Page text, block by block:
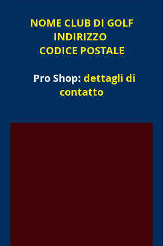
NOME CLUB DI GOLF
INDIRIZZO
CODICE POSTALE
Pro Shop: dettagli di
contatto